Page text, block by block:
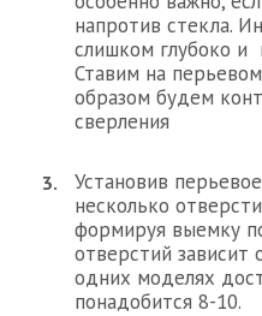
напротив стекла.
слишком глубоко и
Ставим на
образом будем
сверления
Установив
несколько
формируя выемку
отверстий зависит
одних моделях
понадобится 8-10.